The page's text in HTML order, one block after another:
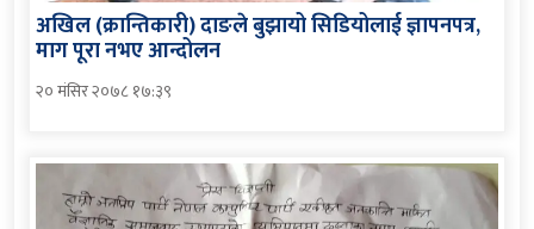
अखिल (क्रान्तिकारी) दाङले बुझायो सिडियोलाई ज्ञापनपत्र,
माग पूरा नभए आन्दोलन
२० मंसिर २०७८ १७:३९